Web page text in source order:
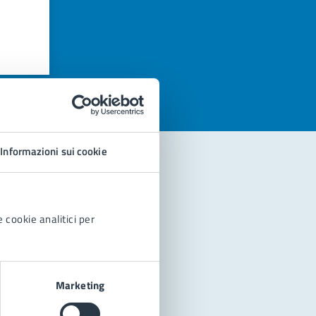
Informazioni sui cookie
cookie analitici per
Marketing